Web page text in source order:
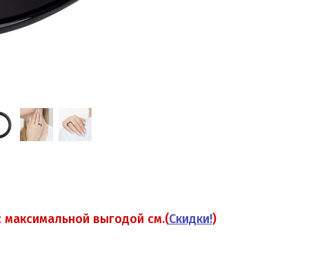
максимальной выгодой см.(Скидки!)